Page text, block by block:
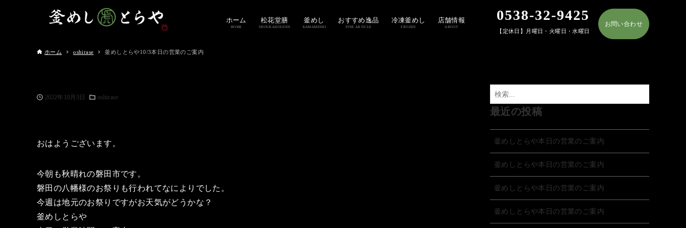
ホーム
HOME
松花堂膳
SHOUKADOUZEN
釜めし
KAMAMESHI
おすすめ逸品
FINE ARTICLE
冷凍釜めし
FROZEN
店舗情報
ABOUT
0538-32-9425
【定休日】月曜日・火曜日・水曜日
お問い合わせ
ホーム oshirase 釜めしとらや10/3本日の営業のご案内
2022年10月3日 oshirase
おはようございます。
今朝も秋晴れの磐田市です。
磐田の八幡様のお祭りも行われてなによりでした。
今週は地元のお祭りですがお天気がどうかな？
釜めしとらや
最近の投稿
釜めしとらや本日の営業のご案内
釜めしとらや本日の営業のご案内
釜めしとらや本日の営業のご案内
釜めしとらや本日の営業のご案内